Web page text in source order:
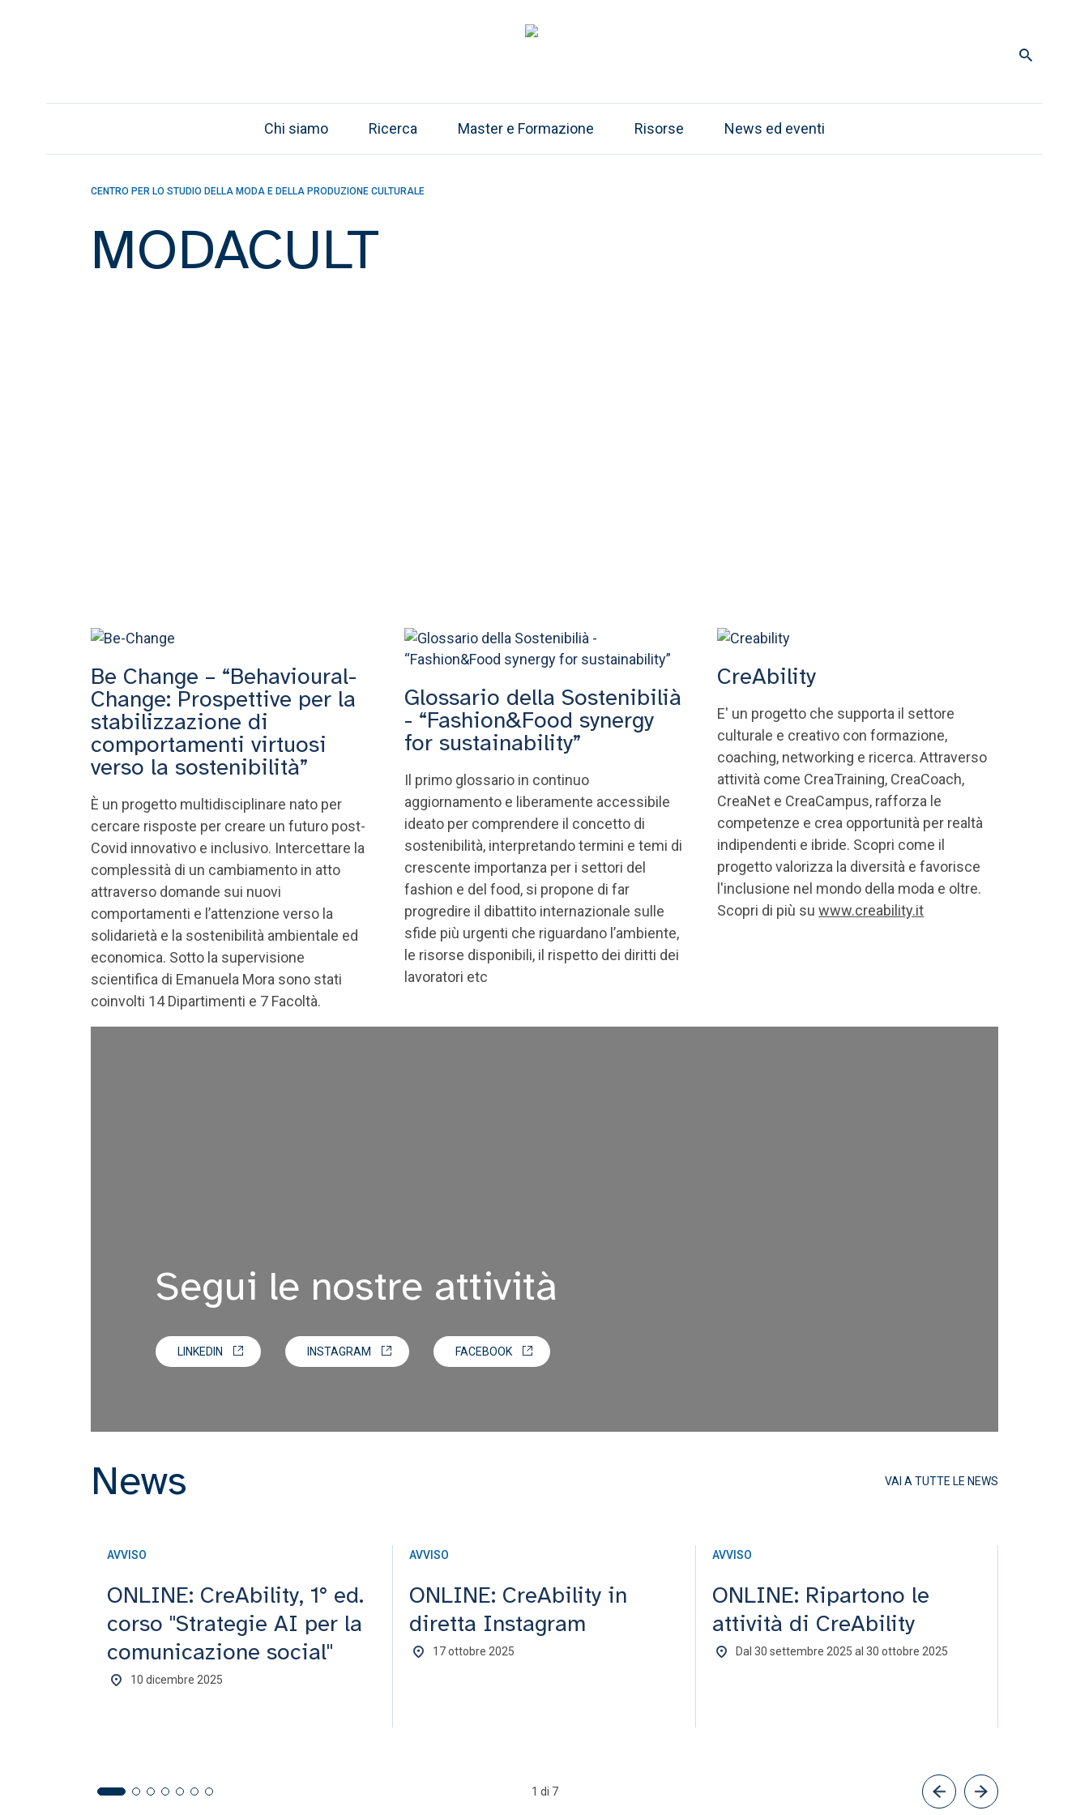
Chi siamo Ricerca Master e Formazione Risorse News ed eventi
CENTRO PER LO STUDIO DELLA MODA E DELLA PRODUZIONE CULTURALE
MODACULT
Be Change – “Behavioural-
Change: Prospettive per la
stabilizzazione di
comportamenti virtuosi
verso la sostenibilità”
È un progetto multidisciplinare nato per
cercare risposte per creare un futuro post-
Covid innovativo e inclusivo. Intercettare la
complessità di un cambiamento in atto
attraverso domande sui nuovi
comportamenti e l’attenzione verso la
solidarietà e la sostenibilità ambientale ed
economica. Sotto la supervisione
scientifica di Emanuela Mora sono stati
coinvolti 14 Dipartimenti e 7 Facoltà.
Glossario della Sostenibilià
- “Fashion&Food synergy
for sustainability”
Il primo glossario in continuo
aggiornamento e liberamente accessibile
ideato per comprendere il concetto di
sostenibilità, interpretando termini e temi di
crescente importanza per i settori del
fashion e del food, si propone di far
progredire il dibattito internazionale sulle
sfide più urgenti che riguardano l’ambiente,
le risorse disponibili, il rispetto dei diritti dei
lavoratori etc
CreAbility
E' un progetto che supporta il settore
culturale e creativo con formazione,
coaching, networking e ricerca. Attraverso
attività come CreaTraining, CreaCoach,
CreaNet e CreaCampus, rafforza le
competenze e crea opportunità per realtà
indipendenti e ibride. Scopri come il
progetto valorizza la diversità e favorisce
l'inclusione nel mondo della moda e oltre.
Scopri di più suwww.creability.it
Segui le nostre attività
LINKEDIN INSTAGRAM FACEBOOK
News VAI A TUTTE LE NEWS
AVVISO
ONLINE: CreAbility, 1° ed.
corso "Strategie AI per la
comunicazione social"
10 dicembre 2025
AVVISO
ONLINE: CreAbility in
diretta Instagram
17 ottobre 2025
AVVISO
ONLINE: Ripartono le
attività di CreAbility
Dal 30 settembre 2025 al 30 ottobre 2025
1 di 7